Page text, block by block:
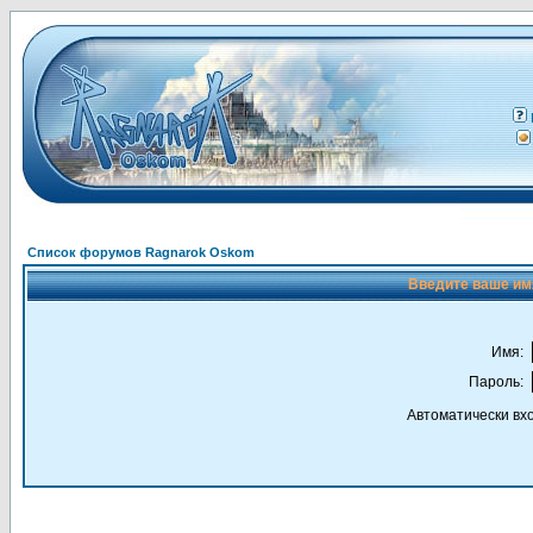
Список форумов Ragnarok Oskom
Введите ваше
Имя:
Пароль:
Автоматически